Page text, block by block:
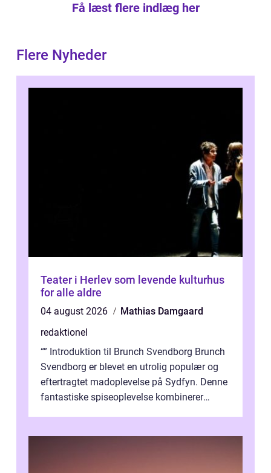
Få læst flere indlæg her
Flere Nyheder
Teater i Herlev som levende kulturhus
for alle aldre
04 august 2026
Mathias Damgaard
redaktionel
“” Introduktion til Brunch Svendborg Brunch
Svendborg er blevet en utrolig populær og
eftertragtet madoplevelse på Sydfyn. Denne
fantastiske spiseoplevelse kombinerer